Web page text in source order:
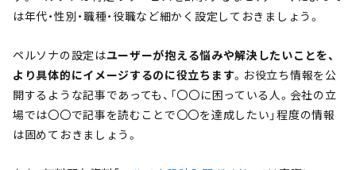
は年代・性別・職種・役職など細かく設定しておきましょう。
ペルソナの設定はユーザーが抱える悩みや解決したいことを、
より具体的にイメージするのに役立ちます。お役立ち情報を公
開するような記事であっても、「〇〇に困っている人。会社の立
場では〇〇で記事を読むことで〇〇を達成したい」程度の情報
は固めておきましょう。